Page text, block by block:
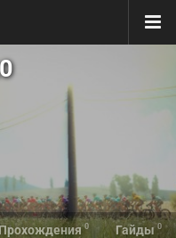
Прохождения 0 Гайды 0